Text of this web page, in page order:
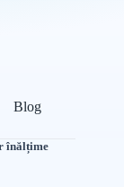
Blog
înălțime